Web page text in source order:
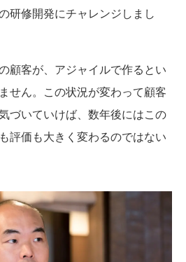
研修開発にチャレンジしまし
顧客が、アジャイルで作るとい
せん。この状況が変わって顧客
づいていけば、数年後にはこの
評価も大きく変わるのではない